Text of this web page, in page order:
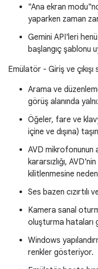
"Ana ekran
yaparken zaman
Gemini API'leri
başlangıç şablonu
Emülatör - Giriş ve
Arama ve
görüş alanında
Öğeler, fare ve
içine ve dışına)
AVD mikrofonunun
kararsızlığı,
kilitlenmesine
Ses bazen cızırtılı
Kamera sanal
oluşturma hataları
Windows
renkler gösteriyor.